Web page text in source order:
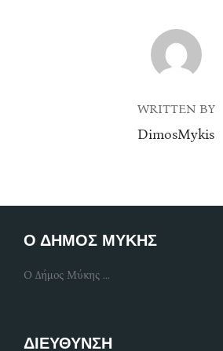
POST AUTHOR
WRITTEN BY
DimosMykis
Ο ΔΗΜΟΣ ΜΥΚΗΣ
Ο Δήμος Μύκης ...
ΔΙΕΥΘΥΝΣΗ